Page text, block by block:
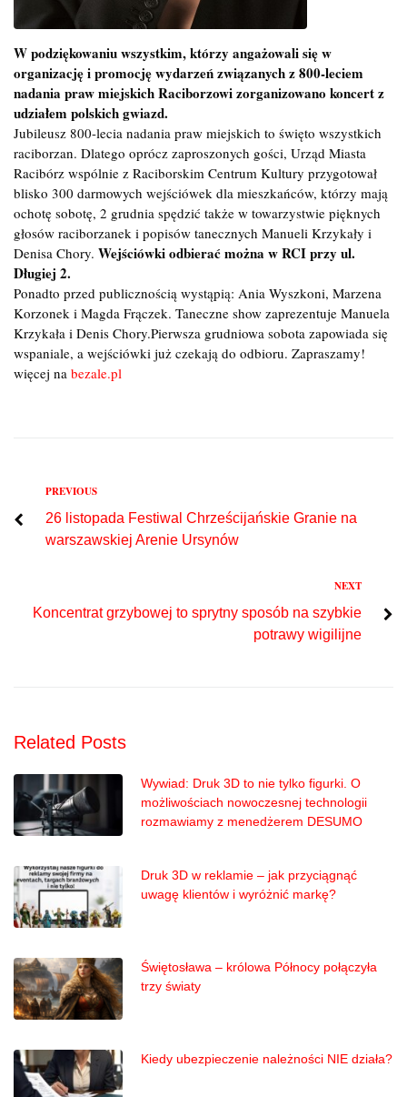
W podziękowaniu wszystkim, którzy angażowali się w
organizację i promocję wydarzeń związanych z 800-leciem
nadania praw miejskich Raciborzowi zorganizowano koncert z
udziałem polskich gwiazd.
Jubileusz 800-lecia nadania praw miejskich to święto wszystkich
raciborzan. Dlatego oprócz zaproszonych gości, Urząd Miasta
Racibórz wspólnie z Raciborskim Centrum Kultury przygotował
blisko 300 darmowych wejściówek dla mieszkańców, którzy mają
ochotę sobotę, 2 grudnia spędzić także w towarzystwie pięknych
głosów raciborzanek i popisów tanecznych Manueli Krzykały i
Denisa Chory. Wejściówki odbierać można w RCI przy ul.
Długiej 2.
Ponadto przed publicznością wystąpią: Ania Wyszkoni, Marzena
Korzonek i Magda Frączek. Taneczne show zaprezentuje Manuela
Krzykała i Denis Chory.Pierwsza grudniowa sobota zapowiada się
wspaniale, a wejściówki już czekają do odbioru. Zapraszamy!
więcej na bezale.pl
Nawigacja
wpisu
Previous
PREVIOUS
26 listopada Festiwal Chrześcijańskie Granie na
warszawskiej Arenie Ursynów
NEXT
Koncentrat grzybowej to sprytny sposób na szybkie
potrawy wigilijne
Related Posts
Wywiad: Druk 3D to nie tylko figurki. O
możliwościach nowoczesnej technologii
rozmawiamy z menedżerem DESUMO
Druk 3D w reklamie – jak przyciągnąć
uwagę klientów i wyróżnić markę?
Świętosława – królowa Północy połączyła
trzy światy
Kiedy ubezpieczenie należności NIE działa?